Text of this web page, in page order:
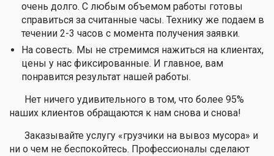
очень долго. С любым объемом работы готовы
справиться за считанные часы. Технику же подаем в
течении 2-3 часов с момента получения заявки.
На совесть. Мы не стремимся нажиться на клиентах,
цены у нас фиксированные. И главное, вам
понравится результат нашей работы.
Нет ничего удивительного в том, что более 95%
наших клиентов обращаются к нам снова и снова!
Заказывайте услугу «грузчики на вывоз мусора» и
ни о чем не беспокойтесь. Профессионалы сделают